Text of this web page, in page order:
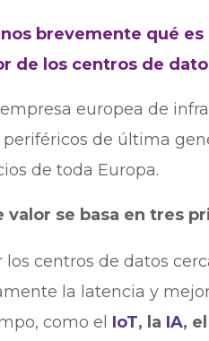
brevemente qué
de los centros de
europea de
de última
de toda Europa.
valor se basa en tres
los centros de datos
la latencia y
como el IoT, la IA,